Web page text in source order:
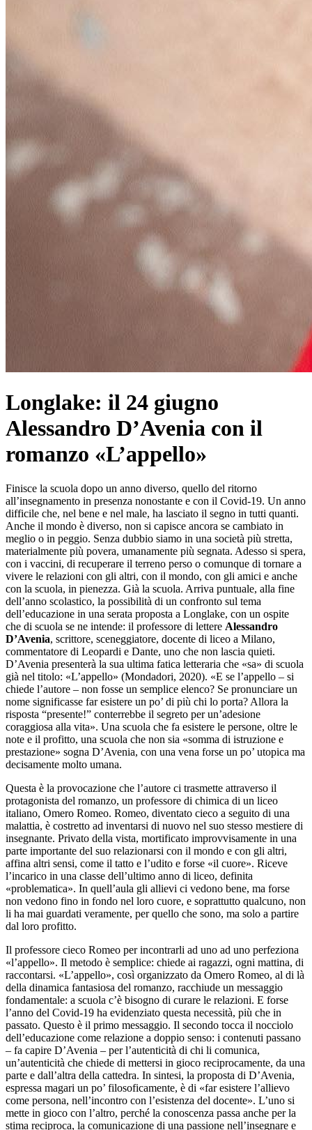
Longlake: il 24 giugno
Alessandro D’Avenia con il
romanzo «L’appello»
Finisce la scuola dopo un anno diverso, quello del ritorno
all’insegnamento in presenza nonostante e con il Covid-19. Un anno
difficile che, nel bene e nel male, ha lasciato il segno in tutti quanti.
Anche il mondo è diverso, non si capisce ancora se cambiato in
meglio o in peggio. Senza dubbio siamo in una società più stretta,
materialmente più povera, umanamente più segnata. Adesso si spera,
con i vaccini, di recuperare il terreno perso o comunque di tornare a
vivere le relazioni con gli altri, con il mondo, con gli amici e anche
con la scuola, in pienezza. Già la scuola. Arriva puntuale, alla fine
dell’anno scolastico, la possibilità di un confronto sul tema
dell’educazione in una serata proposta a Longlake, con un ospite
che di scuola se ne intende: il professore di lettere Alessandro
D’Avenia, scrittore, sceneggiatore, docente di liceo a Milano,
commentatore di Leopardi e Dante, uno che non lascia quieti.
D’Avenia presenterà la sua ultima fatica letteraria che «sa» di scuola
già nel titolo: «L’appello» (Mondadori, 2020). «E se l’appello – si
chiede l’autore – non fosse un semplice elenco? Se pronunciare un
nome significasse far esistere un po’ di più chi lo porta? Allora la
risposta “presente!” conterrebbe il segreto per un’adesione
coraggiosa alla vita». Una scuola che fa esistere le persone, oltre le
note e il profitto, una scuola che non sia «somma di istruzione e
prestazione» sogna D’Avenia, con una vena forse un po’ utopica ma
decisamente molto umana.
Questa è la provocazione che l’autore ci trasmette attraverso il
protagonista del romanzo, un professore di chimica di un liceo
italiano, Omero Romeo. Romeo, diventato cieco a seguito di una
malattia, è costretto ad inventarsi di nuovo nel suo stesso mestiere di
insegnante. Privato della vista, mortificato improvvisamente in una
parte importante del suo relazionarsi con il mondo e con gli altri,
affina altri sensi, come il tatto e l’udito e forse «il cuore». Riceve
l’incarico in una classe dell’ultimo anno di liceo, definita
«problematica». In quell’aula gli allievi ci vedono bene, ma forse
non vedono fino in fondo nel loro cuore, e soprattutto qualcuno, non
li ha mai guardati veramente, per quello che sono, ma solo a partire
dal loro profitto.
Il professore cieco Romeo per incontrarli ad uno ad uno perfeziona
«l’appello». Il metodo è semplice: chiede ai ragazzi, ogni mattina, di
raccontarsi. «L’appello», così organizzato da Omero Romeo, al di là
della dinamica fantasiosa del romanzo, racchiude un messaggio
fondamentale: a scuola c’è bisogno di curare le relazioni. E forse
l’anno del Covid-19 ha evidenziato questa necessità, più che in
passato. Questo è il primo messaggio. Il secondo tocca il nocciolo
dell’educazione come relazione a doppio senso: i contenuti passano
– fa capire D’Avenia – per l’autenticità di chi li comunica,
un’autenticità che chiede di mettersi in gioco reciprocamente, da una
parte e dall’altra della cattedra. In sintesi, la proposta di D’Avenia,
espressa magari un po’ filosoficamente, è di «far esistere l’allievo
come persona, nell’incontro con l’esistenza del docente». L’uno si
mette in gioco con l’altro, perché la conoscenza passa anche per la
stima reciproca, la comunicazione di una passione nell’insegnare e